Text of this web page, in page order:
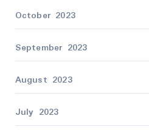
October 2023
September 2023
August 2023
July 2023